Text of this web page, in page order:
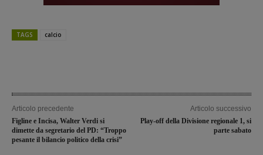
TAGS calcio
Articolo precedente
Figline e Incisa, Walter Verdi si
dimette da segretario del PD: “Troppo
pesante il bilancio politico della crisi”
Articolo successivo
Play-off della Divisione regionale 1, si
parte sabato